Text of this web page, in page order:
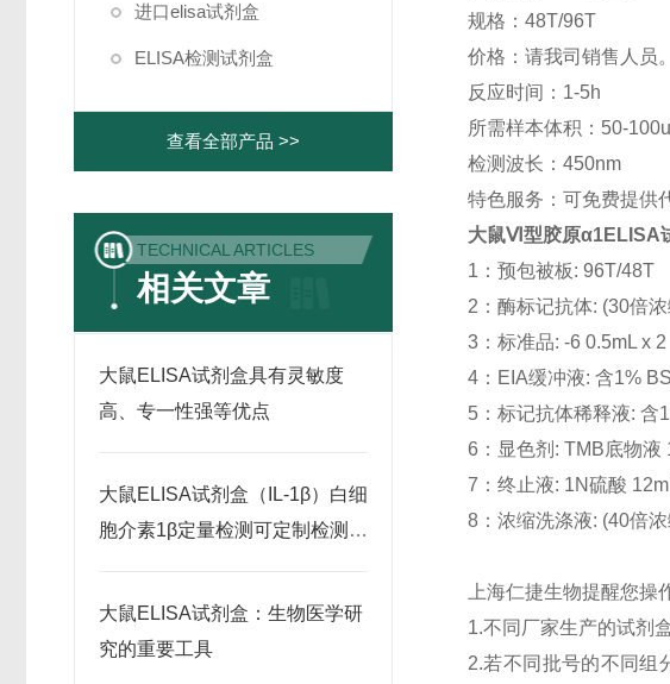
进口elisa试剂盒
ELISA检测试剂盒
查看全部产品 >>
TECHNICAL ARTICLES
相关文章
大鼠ELISA试剂盒具有灵敏度
高、专一性强等优点
大鼠ELISA试剂盒（IL-1β）白细
胞介素1β定量检测可定制检测范
大鼠ELISA试剂盒：生物医学研
究的重要工具
规格：48T/96T
价格：请我司销售人员。
反应时间：1-5h
所需样本体积：50-100ul
检测波长：450nm
特色服务：可免费提供
大鼠Ⅵ型胶原α1ELISA
1：预包被板: 96T/48T
2：酶标记抗体: (30倍
3：标准品: -6 0.5mL x 2
4：EIA缓冲液: 含1%
5：标记抗体稀释液: 含
6：显色剂: TMB底物液
7：终止液: 1N硫酸
8：浓缩洗涤液: (40倍
上海仁捷生物提醒您操
1.不同厂家生产的试剂
2.若不同批号的不同组